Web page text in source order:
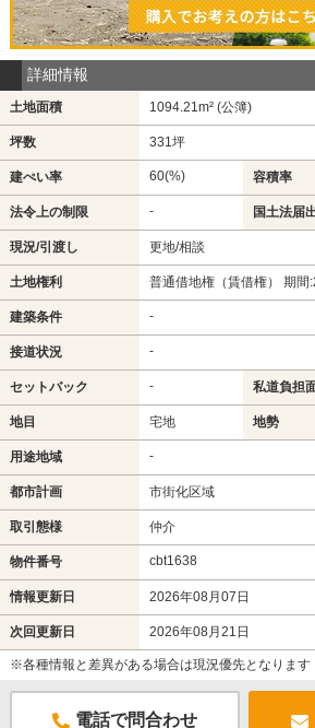
詳細情報
土地面積 1094.21m² (公簿)
坪数 331坪
建ぺい率 60(%) 容積率
法令上の制限 - 国土法届
現況/引渡し 更地/相談
土地権利 普通借地権（賃借権） 期間
建築条件 -
接道状況 -
セットバック - 私道負担
地目 宅地 地勢
用途地域 -
都市計画 市街化区域
取引態様 仲介
物件番号 cbt1638
情報更新日 2026年08月07日
次回更新日 2026年08月21日
※各種情報と差異がある場合は現況優先となります
電話で問合わせ